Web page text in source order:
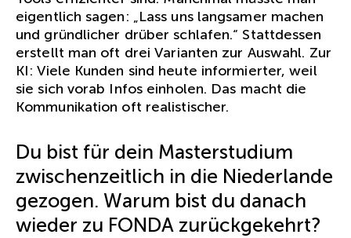
eigentlich sagen: „Lass uns langsamer machen
und gründlicher drüber schlafen.“ Stattdessen
erstellt man oft drei Varianten zur Auswahl. Zur
KI: Viele Kunden sind heute informierter, weil
sie sich vorab Infos einholen. Das macht die
Kommunikation oft realistischer.
Du bist für dein Masterstudium
zwischenzeitlich in die Niederlande
gezogen. Warum bist du danach
wieder zu FONDA zurückgekehrt?